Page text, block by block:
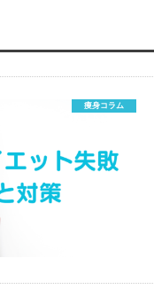
痩身コラム